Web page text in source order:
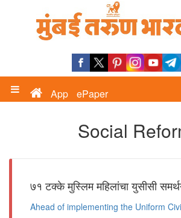
App ePaper
Social
७१ टक्के मुस्लिम महिलांचा युसीसी
Ahead of implementing the Uniform